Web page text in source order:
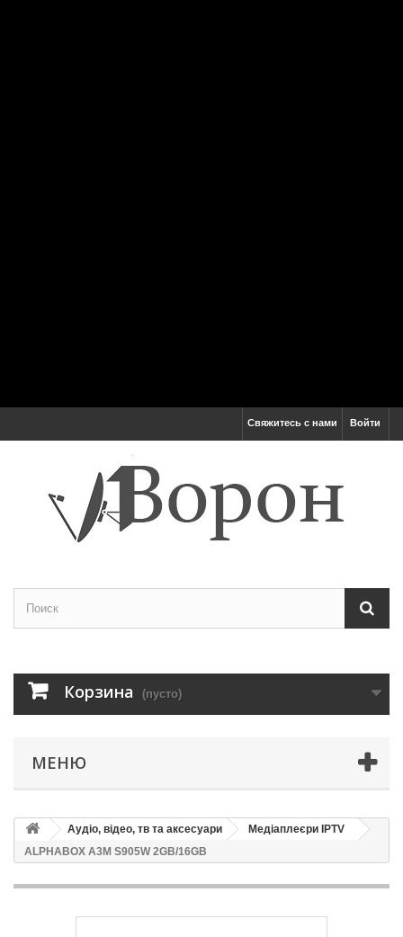
Войти
Свяжитесь с нами
Корзина (пусто)
МЕНЮ
Аудіо, відео, тв та аксесуари
Медіаплеєри IPTV
ALPHABOX A3M S905W 2GB/16GB